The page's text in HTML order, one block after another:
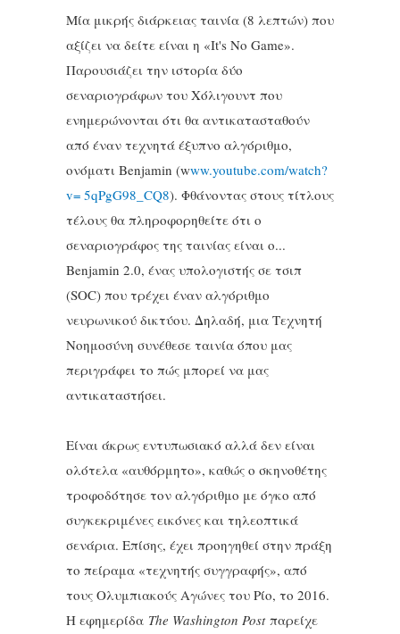
Μία μικρής διάρκειας ταινία (8 λεπτών) που
αξίζει να δείτε είναι η «It's No Game».
Παρουσιάζει την ιστορία δύο
σεναριογράφων του Χόλιγουντ που
ενημερώνονται ότι θα αντικατασταθούν
από έναν τεχνητά έξυπνο αλγόριθμο,
ονόματι Benjamin (www.youtube.com/watch?
v= 5qPgG98_CQ8). Φθάνοντας στους τίτλους
τέλους θα πληροφορηθείτε ότι ο
σεναριογράφος της ταινίας είναι ο...
Benjamin 2.0, ένας υπολογιστής σε τσιπ
(SOC) που τρέχει έναν αλγόριθμο
νευρωνικού δικτύου. Δηλαδή, μια Τεχνητή
Νοημοσύνη συνέθεσε ταινία όπου μας
περιγράφει το πώς μπορεί να μας
αντικαταστήσει.
Είναι άκρως εντυπωσιακό αλλά δεν είναι
ολότελα «αυθόρμητο», καθώς ο σκηνοθέτης
τροφοδότησε τον αλγόριθμο με όγκο από
συγκεκριμένες εικόνες και τηλεοπτικά
σενάρια. Επίσης, έχει προηγηθεί στην πράξη
το πείραμα «τεχνητής συγγραφής», από
τους Ολυμπιακούς Αγώνες του Ρίο, το 2016.
Η εφημερίδα The Washington Postπαρείχε